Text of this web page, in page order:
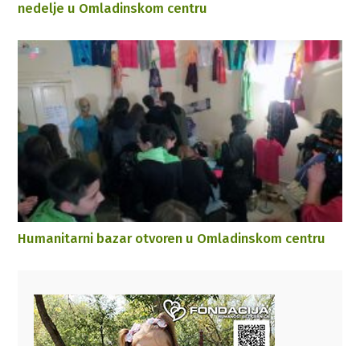
nedelje u Omladinskom centru
Humanitarni bazar otvoren u Omladinskom centru